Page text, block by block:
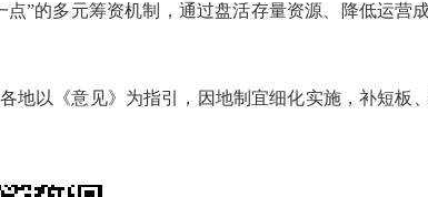
”的多元筹资机制，通过盘活存量资源、降低运营
以《意见》为指引，因地制宜细化实施，补短板